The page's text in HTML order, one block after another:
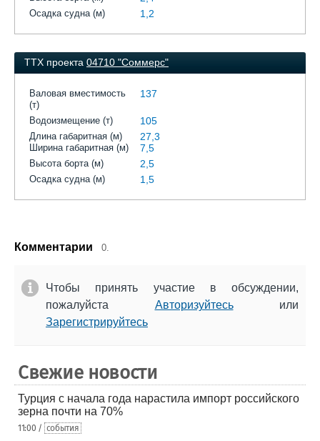
Осадка судна (м) 1,2
ТТХ проекта 04710 "Соммерс"
Валовая вместимость
(т)
137
Водоизмещение (т) 105
Длина габаритная (м) 27,3
Ширина габаритная (м) 7,5
Высота борта (м) 2,5
Осадка судна (м) 1,5
Комментарии 0.
Чтобы принять участие в обсуждении,
пожалуйста Авторизуйтесьили
Зарегистрируйтесь
Свежие новости
Турция с начала года нарастила импорт российского
зерна почти на 70%
11:00 / события